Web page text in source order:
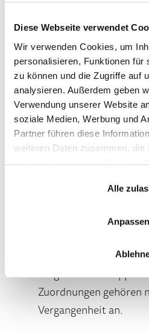
Diese Webseite verwendet
Wir verwenden Cookies, um
personalisieren, Funktionen für
zu können und die Zugriffe auf
analysieren. Außerdem geben
Verwendung unserer Website
soziale Medien, Werbung und
Partner führen diese
weiteren Daten zusammen, die
haben oder die sie im Rahmen
Alle
Anpassen
wirtschaftliche Vorteile.
lassen sich Abläufe
gestalten.
Die wichtigsten
Zeitersparnis:
Erfassen, Prüfen oder
Dokumenten werden
Mitarbeitende
strategischere
arbeiten präziser und
Eingriffe – z. B.
Zuordnungen gehören
Vergangenheit an.